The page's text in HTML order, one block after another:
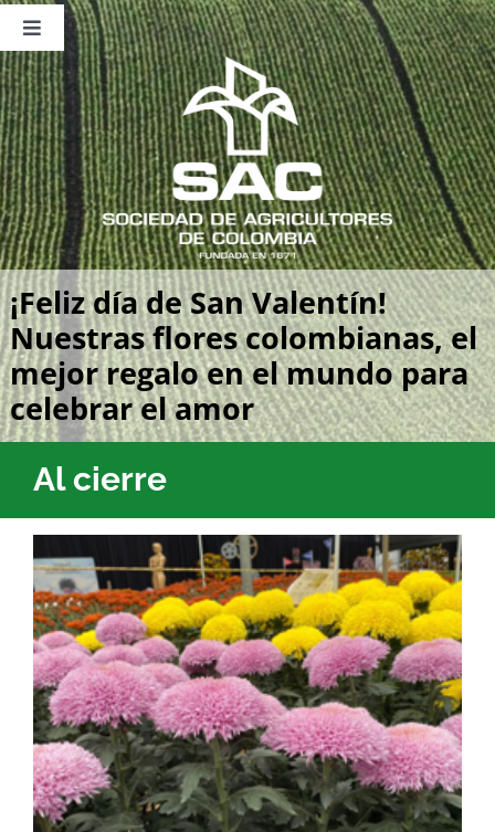
Saltar
contenido
Toggle
Navigation
Nosotros
Publicaciones
Sala de Prensa
Eventos
¡Feliz día de San Valentín!
Nuestras flores colombianas, el
mejor regalo en el mundo para
celebrar el amor
Al cierre